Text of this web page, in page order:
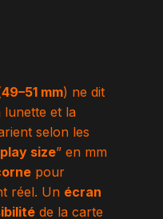
49–51 mm) ne dit
lunette et la
selon les
size” en mm
pour
réel. Un écran
de la carte